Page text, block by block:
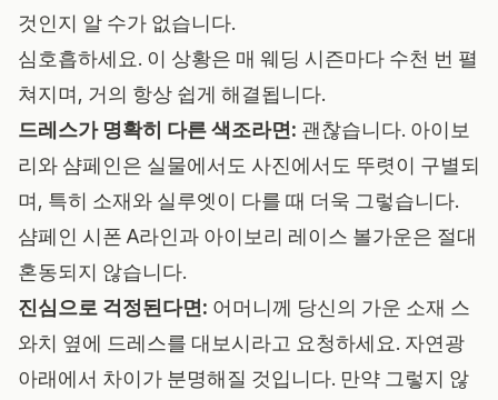
것인지 알 수가 없습니다.
심호흡하세요. 이 상황은 매 웨딩 시즌마다 수천 번 펼
쳐지며, 거의 항상 쉽게 해결됩니다.
드레스가 명확히 다른 색조라면: 괜찮습니다. 아이보
리와 샴페인은 실물에서도 사진에서도 뚜렷이 구별되
며, 특히 소재와 실루엣이 다를 때 더욱 그렇습니다.
샴페인 시폰 A라인과 아이보리 레이스 볼가운은 절대
혼동되지 않습니다.
진심으로 걱정된다면: 어머니께 당신의 가운 소재 스
와치 옆에 드레스를 대보시라고 요청하세요. 자연광
아래에서 차이가 분명해질 것입니다. 만약 그렇지 않